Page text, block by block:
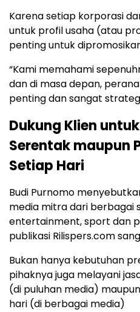
Karena setiap korporasi
untuk profil usaha (atau
penting untuk
“Kami memahami
dan di masa depan,
penting dan sangat
Dukung Klien
Serentak maupun
Setiap Hari
Budi Purnomo
media mitra dari berbagai
entertainment, sport dan
publikasi Rilispers.com
Bukan hanya kebutuhan
pihaknya juga melayani
(di puluhan media)
hari (di berbagai media)